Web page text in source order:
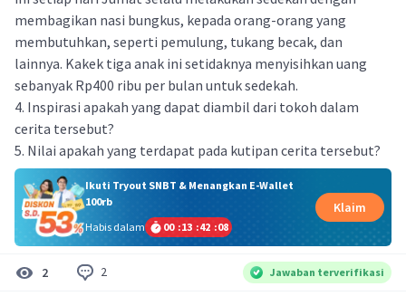
membagikan nasi bungkus, kepada orang-orang yang
membutuhkan, seperti pemulung, tukang becak, dan
lainnya. Kakek tiga anak ini setidaknya menyisihkan uang
sebanyak Rp400 ribu per bulan untuk sedekah.
4. Inspirasi apakah yang dapat diambil dari tokoh dalam
cerita tersebut?
5. Nilai apakah yang terdapat pada kutipan cerita tersebut?
Ikuti Tryout SNBT & Menangkan E-Wallet
100rb
Habis dalam
00 :13 :42 :08
Klaim
2 2 Jawaban terverifikasi